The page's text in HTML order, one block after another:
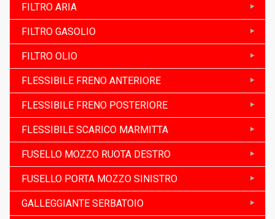
FILTRO ARIA
FILTRO GASOLIO
FILTRO OLIO
FLESSIBILE FRENO ANTERIORE
FLESSIBILE FRENO POSTERIORE
FLESSIBILE SCARICO MARMITTA
FUSELLO MOZZO RUOTA DESTRO
FUSELLO PORTA MOZZO SINISTRO
GALLEGGIANTE SERBATOIO